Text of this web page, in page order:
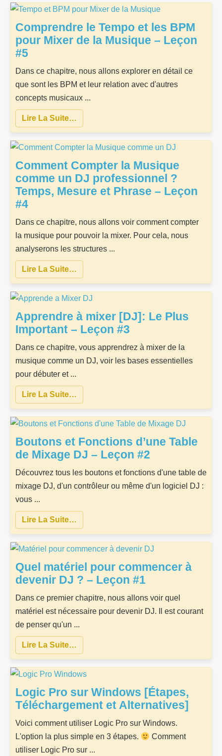
Comprendre le Tempo et les BPM
pour Mixer de la Musique – Leçon
#5
Dans ce chapitre, nous allons explorer en détail ce
que sont les BPM et leur relation avec d'autres
concepts musicaux ...
Lire La Suite…
Comment Compter la Musique
comme un DJ professionnel ?
Temps, Mesure et Phrase – Leçon
#4
Dans ce chapitre, nous allons voir comment compter
la musique pour pouvoir la mixer. Pour cela, nous
analyserons les structures ...
Lire La Suite…
Apprendre à mixer [DJ]: Le Plus
Important – Leçon #3
Dans ce chapitre, vous apprendrez à mixer de la
musique comme un DJ, voir les bases essentielles
pour débuter et ...
Lire La Suite…
Boutons et Fonctions d’une Table
de Mixage DJ – Leçon #2
Découvrez tous les boutons et fonctions d'une table de
mixage DJ, d'un contrôleur ou même d'un logiciel DJ :
vous ...
Lire La Suite…
Quel matériel pour commencer à
devenir DJ ? – Leçon #1
Dans ce premier chapitre, nous allons voir quel
matériel est nécessaire pour devenir DJ. Il est courant
de penser qu'un ...
Lire La Suite…
Logic Pro sur Windows [Étapes,
Téléchargement et Alternatives]
Voici comment utiliser Logic Pro sur Windows.
L'option la plus simple en 3 étapes.
Comment
utiliser Logic Pro sur ...